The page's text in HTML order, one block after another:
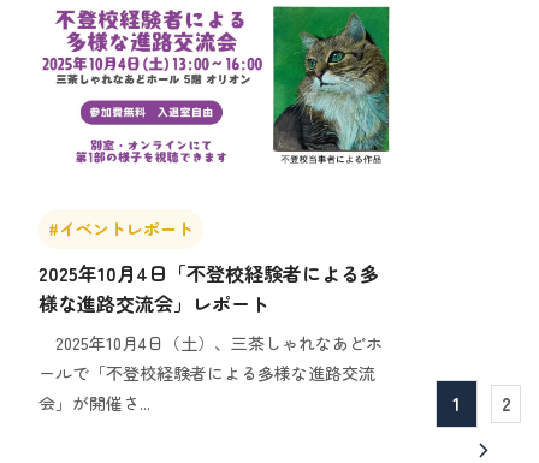
#イベントレポート
2025年10月4日「不登校経験者による多
様な進路交流会」レポート
2025年10月4日（土）、三茶しゃれなあどホ
ールで「不登校経験者による多様な進路交流
会」が開催さ...
1 2
arrow_forward_ios